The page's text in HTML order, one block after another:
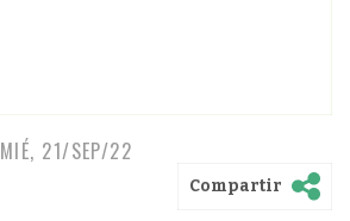
MIÉ, 21/SEP/22
Compartir